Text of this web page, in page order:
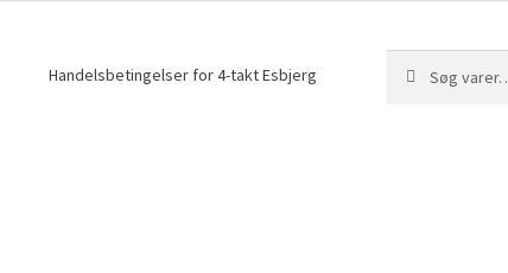
Handelsbetingelser for 4-takt Esbjerg
efter: